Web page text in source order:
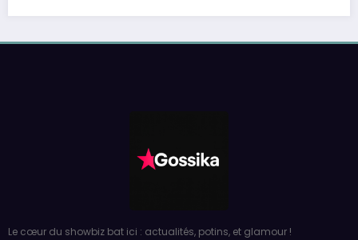
Le cœur du showbiz bat ici : actualités, potins, et glamour !